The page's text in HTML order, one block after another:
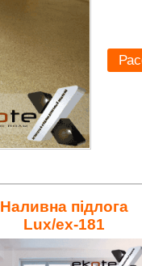
Наливна підлога
Lux/ex-181